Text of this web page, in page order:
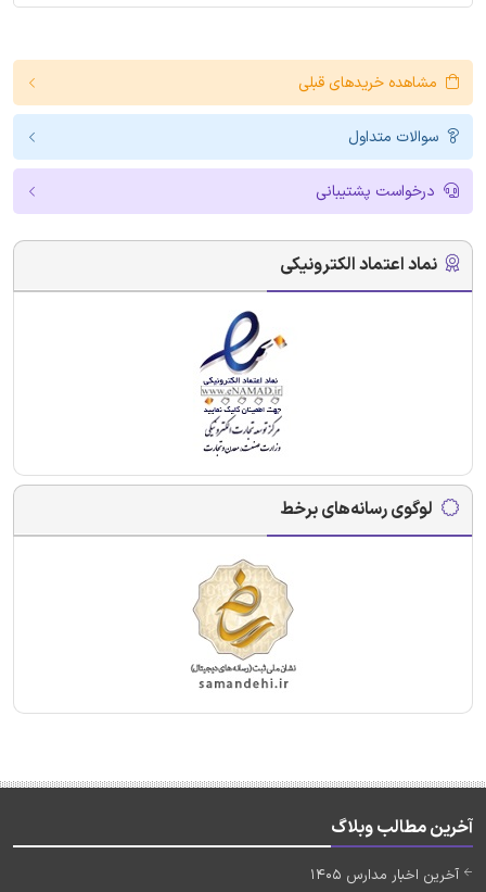
مشاهده خریدهای قبلی
سوالات متداول
درخواست پشتیبانی
نماد اعتماد الکترونیکی
لوگوی رسانه‌های برخط
آخرین مطالب وبلاگ
آخرین اخبار مدارس 1405